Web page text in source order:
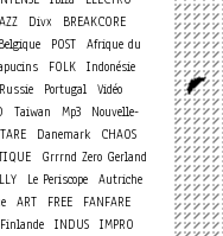
Divx
BREAKCORE
Belgique POST
Afrique du
FOLK Indonésie
Russie Portugal Vidéo
Taiwan Mp3
Nouvelle-
Danemark
CHAOS
Grrrnd Zero Gerland
Le Periscope
Autriche
ART FREE
FANFARE
Finlande INDUS
IMPRO